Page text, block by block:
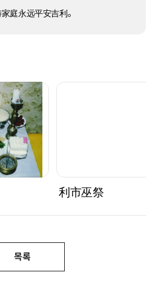
庭永远平安吉利。
利市巫祭
목록